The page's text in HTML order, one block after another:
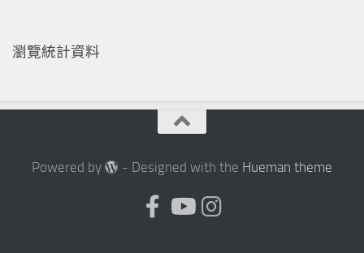
瀏覽統計資料
Powered by - Designed with the Hueman theme